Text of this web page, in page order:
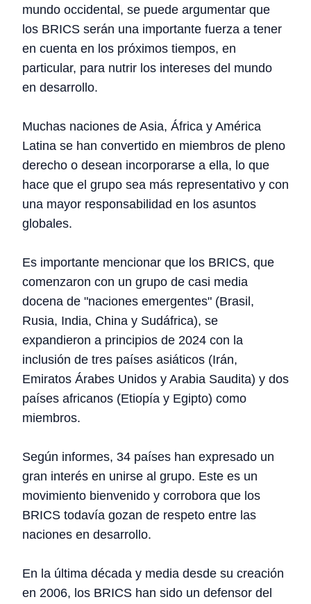
mundo occidental, se puede argumentar que
los BRICS serán una importante fuerza a tener
en cuenta en los próximos tiempos, en
particular, para nutrir los intereses del mundo
en desarrollo.
Muchas naciones de Asia, África y América
Latina se han convertido en miembros de pleno
derecho o desean incorporarse a ella, lo que
hace que el grupo sea más representativo y con
una mayor responsabilidad en los asuntos
globales.
Es importante mencionar que los BRICS, que
comenzaron con un grupo de casi media
docena de "naciones emergentes" (Brasil,
Rusia, India, China y Sudáfrica), se
expandieron a principios de 2024 con la
inclusión de tres países asiáticos (Irán,
Emiratos Árabes Unidos y Arabia Saudita) y dos
países africanos (Etiopía y Egipto) como
miembros.
Según informes, 34 países han expresado un
gran interés en unirse al grupo. Este es un
movimiento bienvenido y corrobora que los
BRICS todavía gozan de respeto entre las
naciones en desarrollo.
En la última década y media desde su creación
en 2006, los BRICS han sido un defensor del